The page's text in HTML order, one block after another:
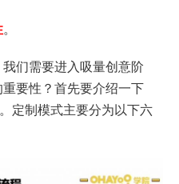
。
们需要进入吸量创意阶
要性？首先要介绍一下
定制模式主要分为以下六